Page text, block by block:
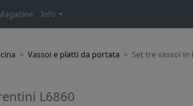
Info
Vassoi e piatti da portata Set tre vassoi
L6860